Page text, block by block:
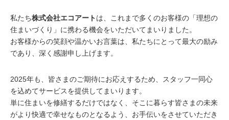
私たち株式会社エコアートは、これまで多くのお客様の「理想の
住まいづくり」に携わる機会をいただいてまいりました。
お客様からの笑顔や温かいお言葉は、私たちにとって最大の励み
であり、深く感謝申し上げます。
2025年も、皆さまのご期待にお応えするため、スタッフ一同心
を込めてサービスを提供してまいります。
単に住まいを修繕するだけではなく、そこに暮らす皆さまの未来
がより快適で幸せなものとなるよう、お手伝いをさせていただき